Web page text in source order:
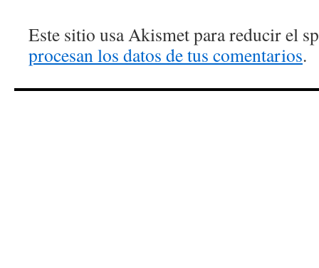
Este sitio usa Akismet para reducir el
procesan los datos de tus comentarios.